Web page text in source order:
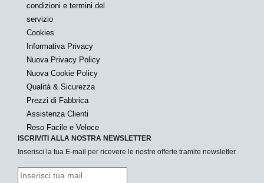
condizioni e termini del
servizio
Cookies
Informativa Privacy
Nuova Privacy Policy
Nuova Cookie Policy
Qualità & Sicurezza
Prezzi di Fabbrica
Assistenza Clienti
Reso Facile e Veloce
ISCRIVITI ALLA NOSTRA NEWSLETTER
Inserisci la tua E-mail per ricevere le nostre offerte tramite newsletter.